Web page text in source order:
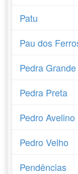
Patu
Pau dos
Pedra Grande
Pedra Preta
Pedro Avelino
Pedro Velho
Pendências